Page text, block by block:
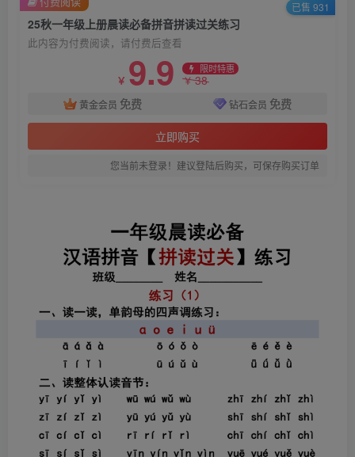
25秋一年级上册晨读必备拼音拼读过关练习
此内容为付费阅读，请付费后查看
￥ 9.9 限时特惠
￥38
黄金会员 免费 钻石会员 免费
立即购买
您当前未登录！建议登陆后购买，可保存购买订单
已售 931